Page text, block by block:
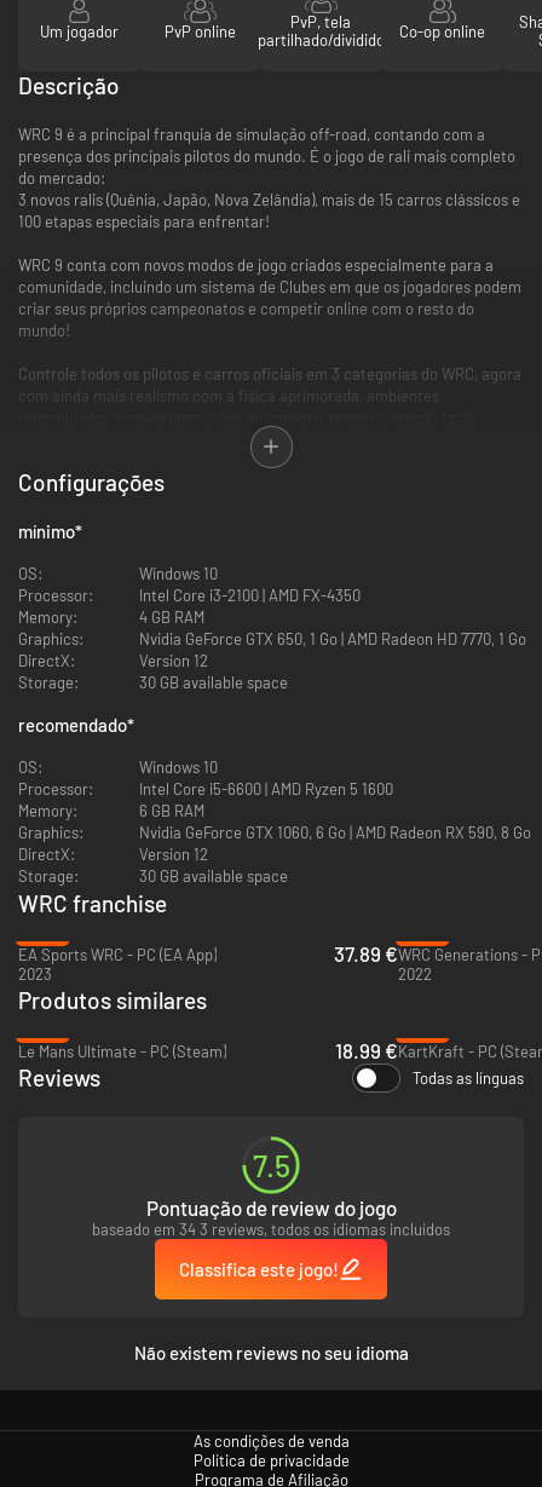
Um jogador PvP online
PvP, tela
partilhado/dividido
Co-op online
Descrição
WRC 9 é a principal franquia de simulação off-road, contando com a
presença dos principais pilotos do mundo. É o jogo de rali mais completo
do mercado:
3 novos ralis (Quênia, Japão, Nova Zelândia), mais de 15 carros clássicos e
100 etapas especiais para enfrentar!
WRC 9 conta com novos modos de jogo criados especialmente para a
comunidade, incluindo um sistema de Clubes em que os jogadores podem
criar seus próprios campeonatos e competir online com o resto do
mundo!
Controle todos os pilotos e carros oficiais em 3 categorias do WRC, agora
com ainda mais realismo com a física aprimorada, ambientes
Configurações
mínimo*
OS:
Windows 10
Processor:
Intel Core i3-2100 | AMD FX-4350
Memory:
4 GB RAM
Graphics:
Nvidia GeForce GTX 650, 1 Go | AMD Radeon HD 7770, 1 Go
DirectX:
Version 12
Storage:
30 GB available space
recomendado*
OS:
Windows 10
Processor:
Intel Core i5-6600 | AMD Ryzen 5 1600
Memory:
6 GB RAM
Graphics:
Nvidia GeForce GTX 1060, 6 Go | AMD Radeon RX 590, 8 Go
DirectX:
Version 12
Storage:
30 GB available space
WRC franchise
EA Sports WRC - PC (EA App)
2023
37.89 €WRC Generations -
2022
Produtos similares
Le Mans Ultimate - PC (Steam)
18.99 €KartKraft - PC
Reviews Todas as línguas
7.5
Pontuação de review do jogo
baseado em 34 3 reviews, todos os idiomas incluídos
Classifica este jogo!
Não existem reviews no seu idioma
As condições de venda
Política de privacidade
Programa de Afiliação